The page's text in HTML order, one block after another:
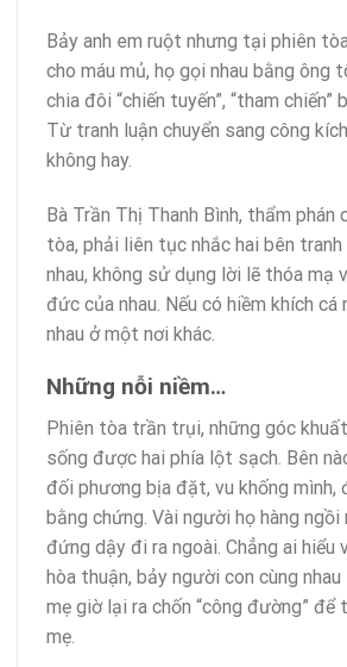
Bảy anh em ruột nhưng tại phiên
cho máu mủ, họ gọi nhau bằng ông
chia đôi “chiến tuyến”, “tham
Từ tranh luận chuyển sang công
không hay.
Bà Trần Thị Thanh Bình, thẩm phán
tòa, phải liên tục nhắc hai bên
nhau, không sử dụng lời lẽ thóa mạ
đức của nhau. Nếu có hiềm khích cá
nhau ở một nơi khác.
Những nỗi niềm…
Phiên tòa trần trụi, những góc
sống được hai phía lột sạch. Bên
đối phương bịa đặt, vu khống mình,
bằng chứng. Vài người họ hàng ngồi
đứng dậy đi ra ngoài. Chẳng ai hiểu
hòa thuận, bảy người con cùng
mẹ giờ lại ra chốn “công đường” để
mẹ.